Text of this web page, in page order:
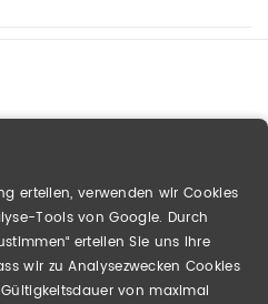
erteilen, verwenden wir Cookies
Tools von Google. Durch
erteilen Sie uns Ihre
wir zu Analysezwecken Cookies
von maximal